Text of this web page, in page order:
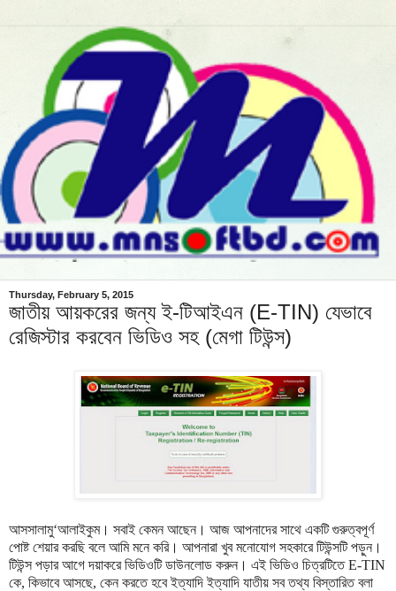
Thursday, February 5, 2015
জাতীয় আয়করের জন্য ই-টিআইএন (E-TIN) যেভাবে
রেজিস্টার করবেন ভিডিও সহ (মেগা টিউন্স)
আসসালামু‘আলাইকুম। সবাই কেমন আছেন। আজ আপনাদের সাথে একটি গুরুত্বপূর্ণ
পোষ্ট শেয়ার করছি বলে আমি মনে করি। আপনারা খুব মনোযোগ সহকারে টিউন্সটি পড়ুন।
টিউন্স পড়ার আগে দয়াকরে ভিডিওটি ডাউনলোড করুন। এই ভিডিও চিত্রটিতে E-TIN
কে, কিভাবে আসছে, কেন করতে হবে ইত্যাদি ইত্যাদি যাতীয় সব তথ্য বিস্তারিত বলা